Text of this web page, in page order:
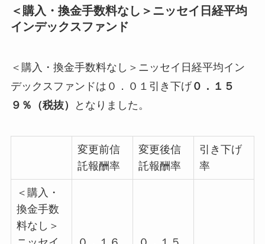
＜購入・換金手数料なし＞ニッセイ日経平均
インデックスファンド
＜購入・換金手数料なし＞ニッセイ日経平均イン
デックスファンドは０．０１引き下げ０．１５
９％（税抜）
となりました。
変更前信
託報酬率
変更後信
託報酬率
引き下げ
率
＜購入・
換金手数
料なし＞